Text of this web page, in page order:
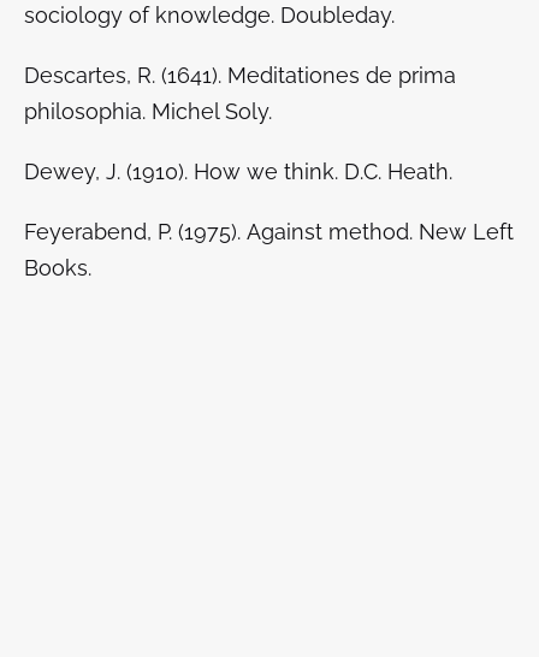
sociology of knowledge. Doubleday.
Descartes, R. (1641). Meditationes de prima
philosophia. Michel Soly.
Dewey, J. (1910). How we think. D.C. Heath.
Feyerabend, P. (1975). Against method. New Left
Books.